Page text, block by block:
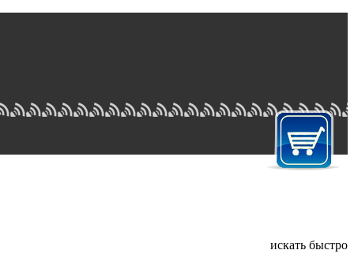
искать быстро